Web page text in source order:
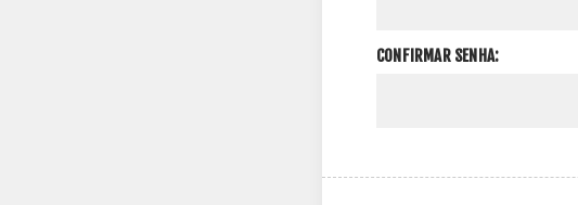
CONFIRMAR SENHA: